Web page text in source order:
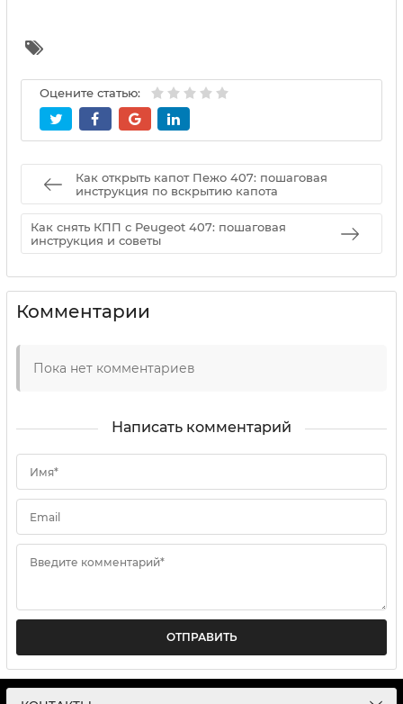
Оцените статью:
Как открыть капот Пежо 407: пошаговая
инструкция по вскрытию капота
Как снять КПП с Peugeot 407: пошаговая
инструкция и советы
Комментарии
Пока нет комментариев
Написать комментарий
Имя*
Email
Введите комментарий*
ОТПРАВИТЬ